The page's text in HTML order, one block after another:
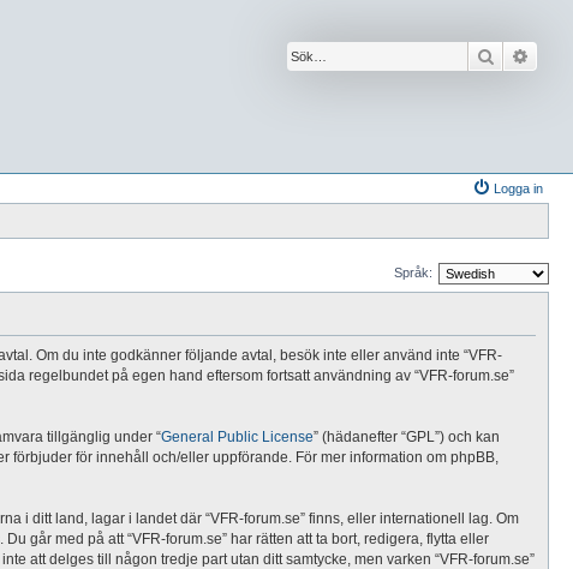
Sök
Logga in
Språk:
Om du inte godkänner följande avtal, besök inte eller använd inte “VFR-
regelbundet på egen hand eftersom fortsatt användning av “VFR-forum.se”
tillgänglig under “General Public License” (hädanefter “GPL”) och kan
förbjuder för innehåll och/eller uppförande. För mer information om phpBB,
i ditt land, lagar i landet där “VFR-forum.se” finns, eller internationell lag. Om
går med på att “VFR-forum.se” har rätten att ta bort, redigera, flytta eller
att delges till någon tredje part utan ditt samtycke, men varken “VFR-forum.se”